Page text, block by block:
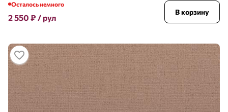
Осталось немного
2 550 ₽ / рул
В корзину